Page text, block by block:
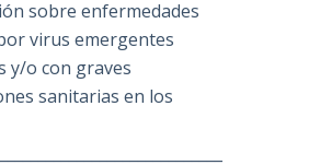
sobre enfermedades
virus emergentes
y/o con graves
sanitarias en los